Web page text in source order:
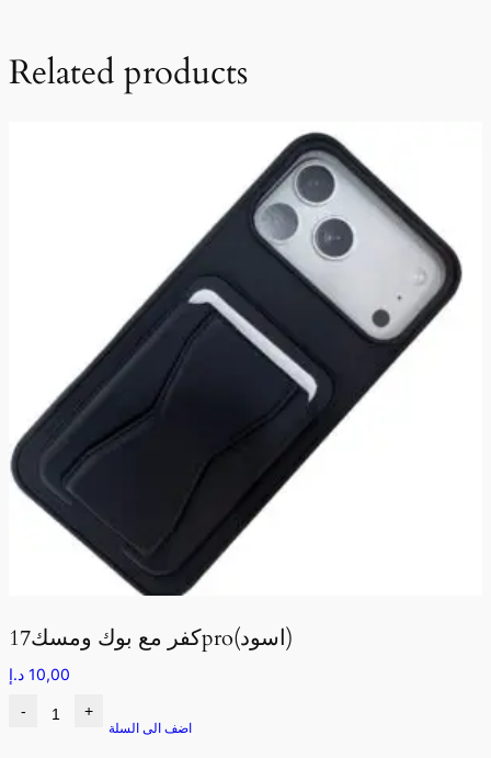
Related products
كفر مع بوك ومسك17pro(اسود)
10,00 د.إ
- +
اضف الى السلة